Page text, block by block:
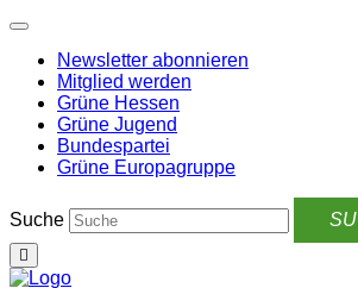
Weiter
Inhalt
Newsletter abonnieren
Mitglied werden
Grüne Hessen
Grüne Jugend
Bundespartei
Grüne Europagruppe
Suche